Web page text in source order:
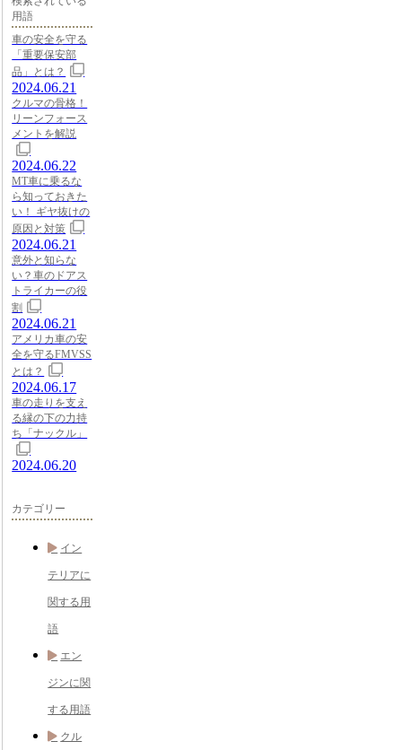
用語
車の安全を守る
「重要保安部
品」とは？
2024.06.21
クルマの骨格！
リーンフォース
メントを解説
2024.06.22
MT車に乗るな
ら知っておきた
い！ ギヤ抜けの
原因と対策
2024.06.21
意外と知らな
い？車のドアス
トライカーの役
割
2024.06.21
アメリカ車の安
全を守るFMVSS
とは？
2024.06.17
車の走りを支え
る縁の下の力持
ち「ナックル」
2024.06.20
カテゴリー
イン
テリアに
関する用
語
エン
ジンに関
する用語
クル